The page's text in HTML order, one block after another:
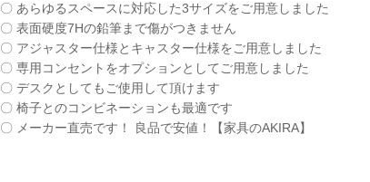
〇 あらゆるスペースに対応した3サイズをご用意しました
〇 表面硬度7Hの鉛筆まで傷がつきません
〇 アジャスター仕様とキャスター仕様をご用意しました
〇 専用コンセントをオプションとしてご用意しました
〇 デスクとしてもご使用して頂けます
〇 椅子とのコンビネーションも最適です
〇 メーカー直売です！ 良品で安値！【家具のAKIRA】